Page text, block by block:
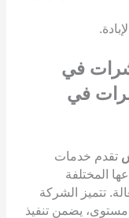
في
في
تقدم خدمات
المختلفة
تتميز الشركة
يضمن تنفيذ